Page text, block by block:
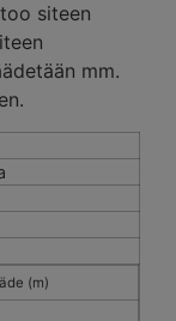
siteen
mm.
(m)